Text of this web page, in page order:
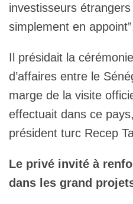
investisseurs
simplement en
Il présidait la
d’affaires entre le
marge de la visite
effectuait dans ce
président turc Recep
Le privé invité à
dans les grand